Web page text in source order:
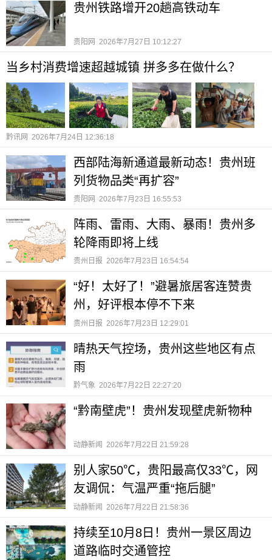
贵州铁路增开20趟高铁动车
贵阳网 2026年7月27日 10:12:27
当乡村消费增速超越城镇 拼多多在做什么？
黔讯网 2026年7月24日 12:36:18
西部陆海新通道最新动态！贵州班
列货物品类“再扩容”
贵阳网 2026年7月23日 16:55:53
阵雨、雷雨、大雨、暴雨！贵州多
轮降雨即将上线
贵州日报 2026年7月23日 16:54:54
“好！太好了！”避暑旅居客连赞贵
州，好评根本停不下来
贵州日报 2026年7月23日 12:29:01
晴热天气控场，贵州这些地区有点
雨
黔气象 2026年7月22日 22:27:20
“黔南壁虎”！贵州发现壁虎新物种
动静新闻 2026年7月22日 21:59:28
别人家50℃，贵阳最高仅33℃，网
友调侃：气温严重“拖后腿”
动静新闻 2026年7月22日 21:58:36
持续至10月8日！贵州一景区周边
道路临时交通管控